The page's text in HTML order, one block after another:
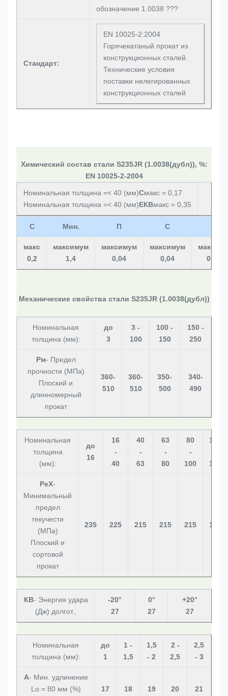
обозначение 1.0038 ???
Стандарт:
EN 10025-2:2004
Горячекатаный прокат из
конструкционных сталей.
Технические условия
поставки нелегированных
конструкционных сталей
Химический состав стали S235JR (1.0038(дубл)), %:
EN 10025-2-2004
Номинальная толщина =< 40 (мм)Смакс = 0,17
Номинальная толщина =< 40 (мм)ЕКВмакс = 0,35
С Мин. П С
макс
0,2
максимум
1,4
максимум
0,04
максимум
0,04
0,012
Механические свойства стали S235JR (1.0038(дубл))
Номинальная
толщина (мм):
до
3
3 -
100
100 -
150
150 -
250
Рм- Предел
прочности (МПа)
Плоский и
длинномерный
прокат
360-
510
360-
510
350-
500
340-
490
Номинальная
толщина
(мм):
до
16
16
-
40
40
-
63
63
-
80
80
-
100
100
150
РеХ-
Минимальный
предел
текучести
(МПа)
Плоский и
сортовой
прокат
235 225 215 215 215 195
КВ- Энергия удара
(Дж) долгот.,
-20°
27
0°
27
+20°
27
Номинальная
толщина (мм):
до
1
1 -
1,5
1,5
- 2
2 -
2,5
2,5
- 3
А- Мин. удлинение
Lo = 80 мм (%)
17 18 19 20 21